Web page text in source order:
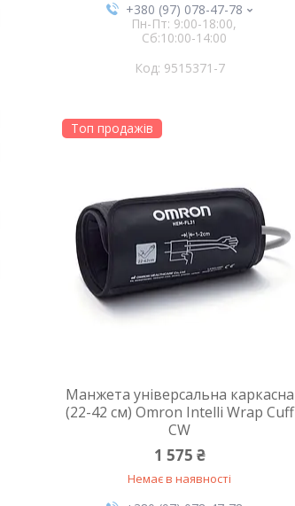
+380 (97) 078-47-78
Пн-Пт: 9:00-18:00,
Сб:10:00-14:00
9515371-7
Топ продажів
Манжета універсальна каркасна
(22-42 см) Omron Intelli Wrap Cuff
CW
1 575 ₴
Немає в наявності